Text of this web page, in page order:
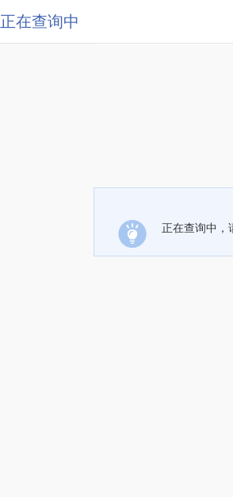
正在查询中
正在查询中，